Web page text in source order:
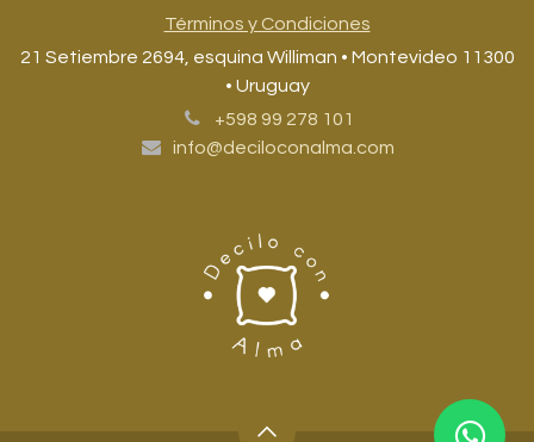
Términos y Condiciones
21 Setiembre 2694, esquina Williman • Montevideo 11300
• Uruguay
+598 99 278 101
info@deciloconalma.com